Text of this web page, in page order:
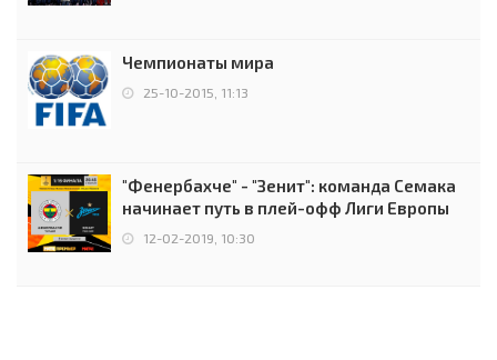
Чемпионаты мира
25-10-2015, 11:13
"Фенербахче" - "Зенит": команда Семака
начинает путь в плей-офф Лиги Европы
12-02-2019, 10:30